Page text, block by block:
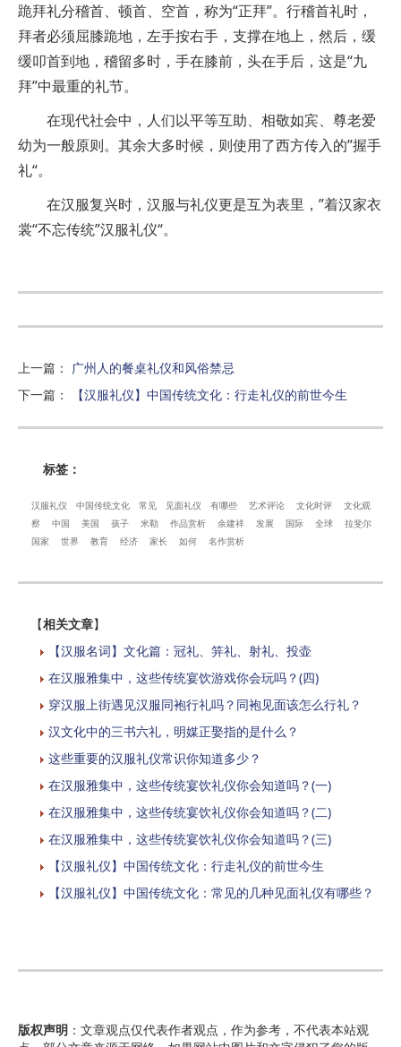
跪拜礼分稽首、顿首、空首，称为“正拜”。行稽首礼时，
拜者必须屈膝跪地，左手按右手，支撑在地上，然后，缓
缓叩首到地，稽留多时，手在膝前，头在手后，这是“九
拜”中最重的礼节。
在现代社会中，人们以平等互助、相敬如宾、尊老爱
幼为一般原则。其余大多时候，则使用了西方传入的”握手
礼“。
在汉服复兴时，汉服与礼仪更是互为表里，”着汉家衣
裳“不忘传统”汉服礼仪“。
上一篇 ： 广州人的餐桌礼仪和风俗禁忌
下一篇 ： 【汉服礼仪】中国传统文化：行走礼仪的前世今生
标签：
汉服礼仪 中国传统文化 常见 见面礼仪 有哪些 艺术评论 文化时评
文化观
察
中国 美国 孩子 米勒 作品赏析 余建祥 发展 国际 全球
拉斐尔
国家
世界 教育 经济 家长 如何 名作赏析
【相关文章】
【汉服名词】文化篇：冠礼、笄礼、射礼、投壶
在汉服雅集中，这些传统宴饮游戏你会玩吗？(四)
穿汉服上街遇见汉服同袍行礼吗？同袍见面该怎么行礼？
汉文化中的三书六礼，明媒正娶指的是什么？
这些重要的汉服礼仪常识你知道多少？
在汉服雅集中，这些传统宴饮礼仪你会知道吗？(一)
在汉服雅集中，这些传统宴饮礼仪你会知道吗？(二)
在汉服雅集中，这些传统宴饮礼仪你会知道吗？(三)
【汉服礼仪】中国传统文化：行走礼仪的前世今生
【汉服礼仪】中国传统文化：常见的几种见面礼仪有哪些？
版权声明 ：文章观点仅代表作者观点，作为参考，不代表本站观